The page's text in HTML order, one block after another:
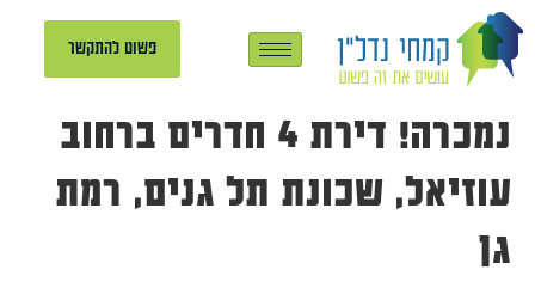
פשוט להתקשר
נמכרה! דירת 4 חדרים ברחוב
עוזיאל, שכונת תל גנים, רמת
גן